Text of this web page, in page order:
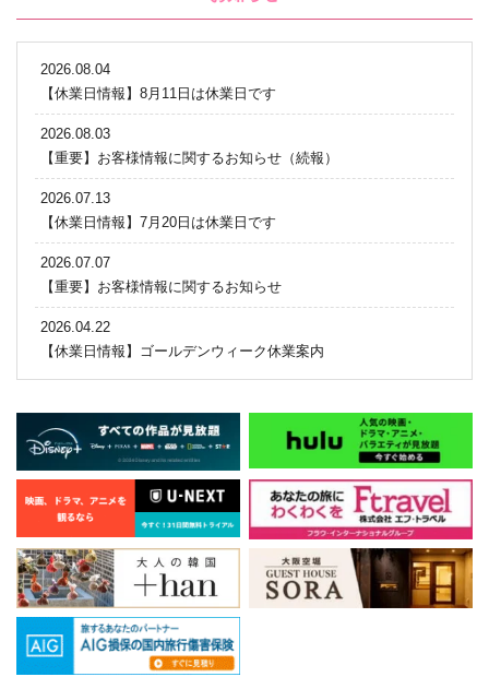
2026.08.04
【休業日情報】8月11日は休業日です
2026.08.03
【重要】お客様情報に関するお知らせ（続報）
2026.07.13
【休業日情報】7月20日は休業日です
2026.07.07
【重要】お客様情報に関するお知らせ
2026.04.22
【休業日情報】ゴールデンウィーク休業案内